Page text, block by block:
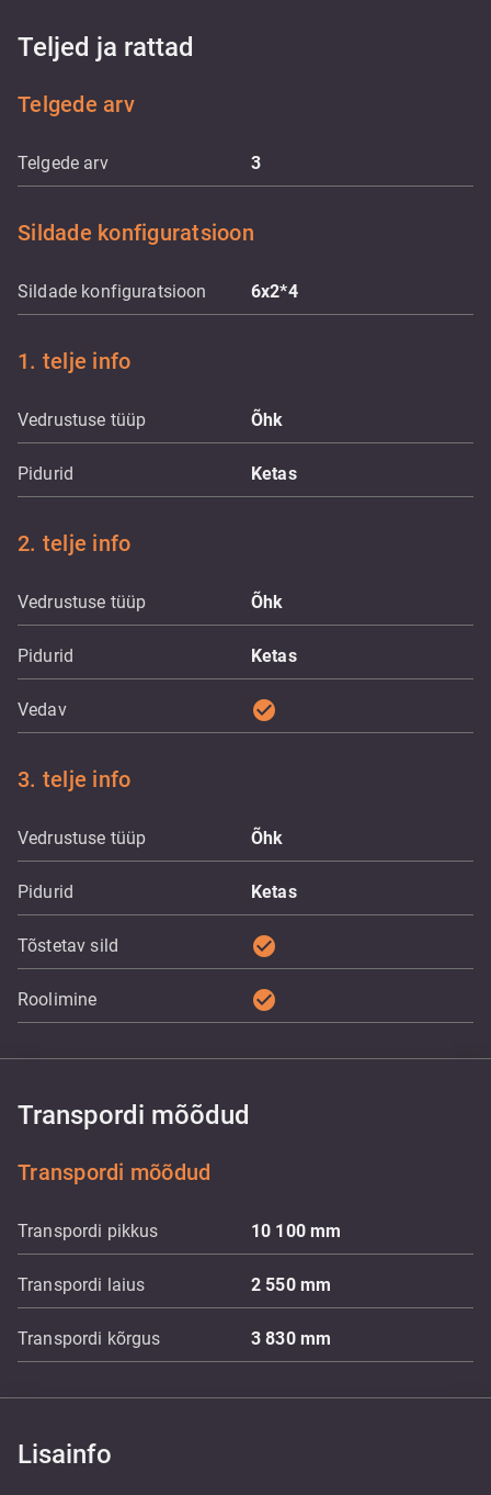
Teljed ja rattad
Telgede arv
Telgede arv 3
Sildade konfiguratsioon
Sildade konfiguratsioon 6x2*4
1. telje info
Vedrustuse tüüp Õhk
Pidurid Ketas
2. telje info
Vedrustuse tüüp Õhk
Pidurid Ketas
Vedav check_circle
3. telje info
Vedrustuse tüüp Õhk
Pidurid Ketas
Tõstetav sild check_circle
Roolimine check_circle
Transpordi mõõdud
Transpordi mõõdud
Transpordi pikkus 10 100mm
Transpordi laius 2 550 mm
Transpordi kõrgus 3 830 mm
Lisainfo